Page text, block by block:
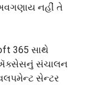
નહીં તે
365 સાથે
ઍક્સેસનું સંચાલન
સેન્ટર